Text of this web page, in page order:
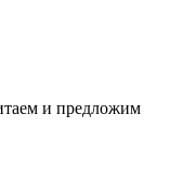
и предложим